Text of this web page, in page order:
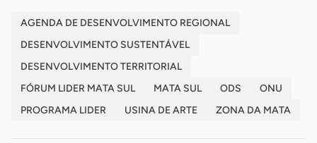
AGENDA DE DESENVOLVIMENTO REGIONAL
DESENVOLVIMENTO SUSTENTÁVEL
DESENVOLVIMENTO TERRITORIAL
FÓRUM LIDER MATA SUL
MATA SUL ODS
ONU
PROGRAMA LIDER
USINA DE ARTE ZONA DA MATA